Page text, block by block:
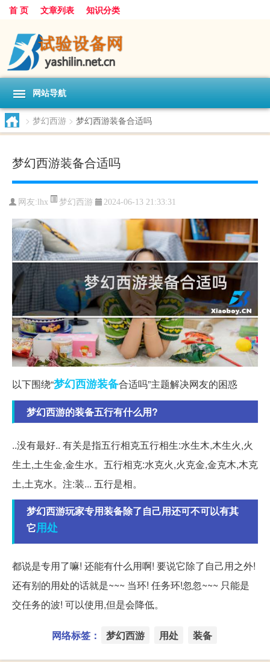
首 页 文章列表 知识分类
网站导航
> 梦幻西游 > 梦幻西游装备合适吗
梦幻西游装备合适吗
网友: lhx 梦幻西游 2024-06-13 21:33:31
以下围绕“梦幻西游装备合适吗”主题解决网友的困惑
梦幻西游的装备五行有什么用?
..没有最好.. 有关是指五行相克五行相生:水生木,木生火,火
生土,土生金,金生水。五行相克:水克火,火克金,金克木,木克
土,土克水。注:装... 五行是相。
梦幻西游玩家专用装备除了自己用还可不可以有其
它用处
都说是专用了嘛! 还能有什么用啊! 要说它除了自己用之外!
还有别的用处的话就是~~~ 当环! 任务环!忽忽~~~ 只能是
交任务的波! 可以使用,但是会降低。
网络标签： 梦幻西游 用处 装备